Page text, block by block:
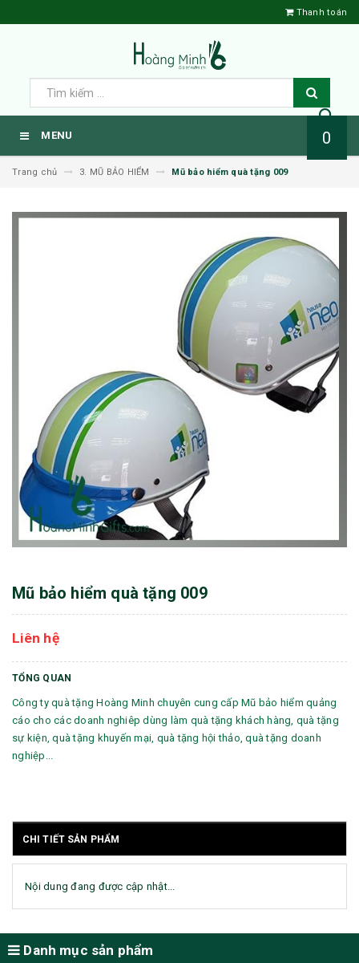
Thanh toán
MENU 0
Trang chủ 3. MŨ BẢO HIỂM Mũ bảo hiểm quà tặng 009
Mũ bảo hiểm quà tặng 009
Liên hệ
TỔNG QUAN
Công ty quà tặng Hoàng Minh chuyên cung cấp Mũ bảo hiểm quảng
cáo cho các doanh nghiêp dùng làm quà tặng khách hàng, quà tặng
sự kiện, quà tặng khuyến mại, quà tặng hội thảo, quà tặng doanh
nghiệp...
CHI TIẾT SẢN PHẨM
Nội dung đang được cập nhật...
Danh mục sản phẩm